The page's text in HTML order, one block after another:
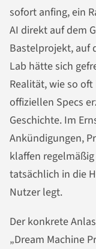
sofort anfing, ein
AI direkt auf dem
Bastelprojekt, auf
Lab hätte sich
Realität, wie so
offiziellen Specs
Geschichte. Im
Ankündigungen,
klaffen
tatsächlich in die
Nutzer legt.
Der konkrete
„Dream Machine